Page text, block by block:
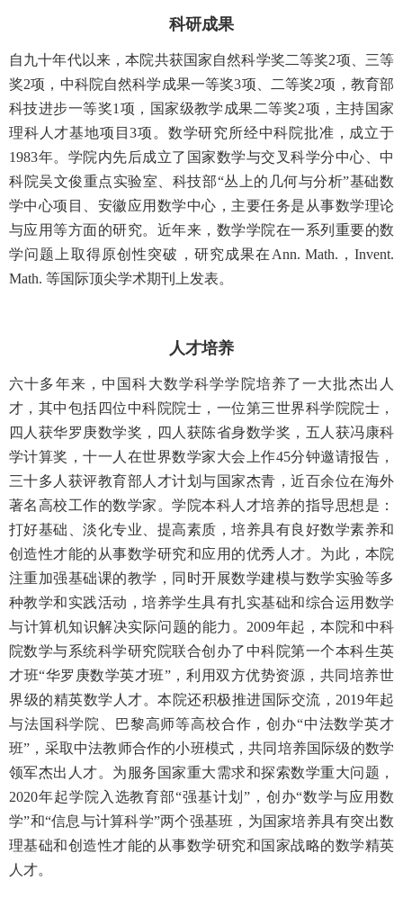
科研成果
自九十年代以来，本院共获国家自然科学奖二等奖2项、三等
奖2项，中科院自然科学成果一等奖3项、二等奖2项，教育部
科技进步一等奖1项，国家级教学成果二等奖2项，主持国家
理科人才基地项目3项。数学研究所经中科院批准，成立于
1983年。学院内先后成立了国家数学与交叉科学分中心、中
科院吴文俊重点实验室、科技部“丛上的几何与分析”基础数
学中心项目、安徽应用数学中心，主要任务是从事数学理论
与应用等方面的研究。近年来，数学学院在一系列重要的数
学问题上取得原创性突破，研究成果在Ann. Math.，Invent.
Math. 等国际顶尖学术期刊上发表。
人才培养
六十多年来，中国科大数学科学学院培养了一大批杰出人
才，其中包括四位中科院院士，一位第三世界科学院院士，
四人获华罗庚数学奖，四人获陈省身数学奖，五人获冯康科
学计算奖，十一人在世界数学家大会上作45分钟邀请报告，
三十多人获评教育部人才计划与国家杰青，近百余位在海外
著名高校工作的数学家。学院本科人才培养的指导思想是：
打好基础、淡化专业、提高素质，培养具有良好数学素养和
创造性才能的从事数学研究和应用的优秀人才。为此，本院
注重加强基础课的教学，同时开展数学建模与数学实验等多
种教学和实践活动，培养学生具有扎实基础和综合运用数学
与计算机知识解决实际问题的能力。2009年起，本院和中科
院数学与系统科学研究院联合创办了中科院第一个本科生英
才班“华罗庚数学英才班”，利用双方优势资源，共同培养世
界级的精英数学人才。本院还积极推进国际交流，2019年起
与法国科学院、巴黎高师等高校合作，创办“中法数学英才
班”，采取中法教师合作的小班模式，共同培养国际级的数学
领军杰出人才。为服务国家重大需求和探索数学重大问题，
2020年起学院入选教育部“强基计划”，创办“数学与应用数
学”和“信息与计算科学”两个强基班，为国家培养具有突出数
理基础和创造性才能的从事数学研究和国家战略的数学精英
人才。